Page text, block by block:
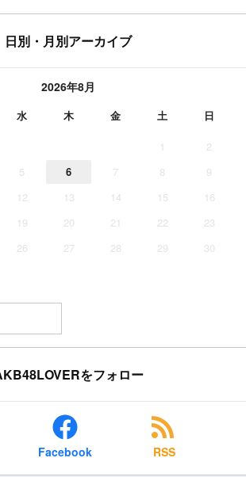
日別・月別アーカイブ
2026年8月
水 木 金 土 日
1
2
5 6 7 8
9
12 13 14 15
16
19 20 21 22
23
26 27 28 29
30
をフォロー
Facebook RSS